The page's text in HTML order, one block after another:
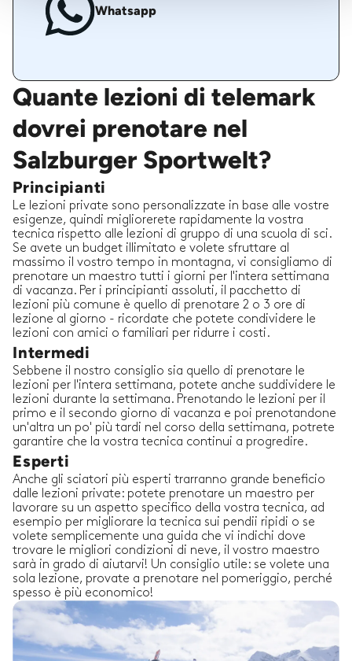
Whatsapp
Quante lezioni di telemark
dovrei prenotare nel
Salzburger Sportwelt?
Principianti
Le lezioni private sono personalizzate in base alle vostre
esigenze, quindi migliorerete rapidamente la vostra
tecnica rispetto alle lezioni di gruppo di una scuola di sci.
Se avete un budget illimitato e volete sfruttare al
massimo il vostro tempo in montagna, vi consigliamo di
prenotare un maestro tutti i giorni per l'intera settimana
di vacanza. Per i principianti assoluti, il pacchetto di
lezioni più comune è quello di prenotare 2 o 3 ore di
lezione al giorno - ricordate che potete condividere le
lezioni con amici o familiari per ridurre i costi.
Intermedi
Sebbene il nostro consiglio sia quello di prenotare le
lezioni per l'intera settimana, potete anche suddividere le
lezioni durante la settimana. Prenotando le lezioni per il
primo e il secondo giorno di vacanza e poi prenotandone
un'altra un po' più tardi nel corso della settimana, potrete
garantire che la vostra tecnica continui a progredire.
Esperti
Anche gli sciatori più esperti trarranno grande beneficio
dalle lezioni private: potete prenotare un maestro per
lavorare su un aspetto specifico della vostra tecnica, ad
esempio per migliorare la tecnica sui pendii ripidi o se
volete semplicemente una guida che vi indichi dove
trovare le migliori condizioni di neve, il vostro maestro
sarà in grado di aiutarvi! Un consiglio utile: se volete una
sola lezione, provate a prenotare nel pomeriggio, perché
spesso è più economico!